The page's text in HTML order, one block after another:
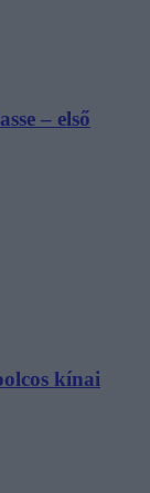
– első
kínai